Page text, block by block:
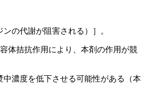
の代謝が阻害される）］。
体拮抗作用により、本剤の作用が競
濃度を低下させる可能性がある（本